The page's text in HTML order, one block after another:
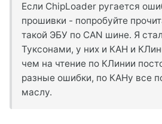
Если ChipLoader ругается
прошивки - попробуйте
такой ЭБУ по CAN шине. Я
Туксонами, у них и КАН и
чем на чтение по КЛинии
разные ошибки, по КАНу все
маслу.